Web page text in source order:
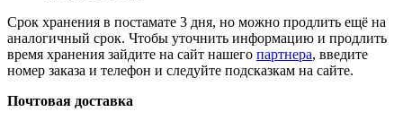
Срок хранения в постамате 3 дня, но можно продлить ещё на
аналогичный срок. Чтобы уточнить информацию и продлить
время хранения зайдите на сайт нашего партнера, введите
номер заказа и телефон и следуйте подсказкам на сайте.
Почтовая доставка